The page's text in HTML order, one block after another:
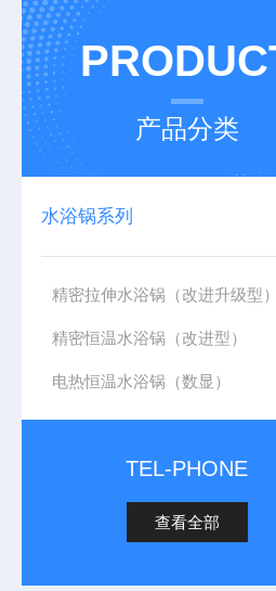
产品分类
水浴锅系列
精密拉伸水浴锅（改进升级型）
精密恒温水浴锅（改进型）
电热恒温水浴锅（数显）
TEL-PHONE
查看全部